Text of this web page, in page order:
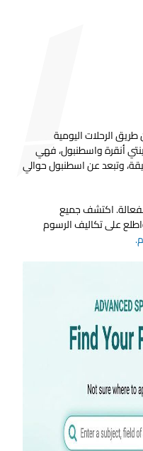
الرحلات اليومية
أنقرة واسطنبول، فهي
أنقرة حوالي 6 ساعات و20 دقيقة، وتبعد عن اسطنبول حوالي
اكتشف جميع
على تكاليف الرسوم